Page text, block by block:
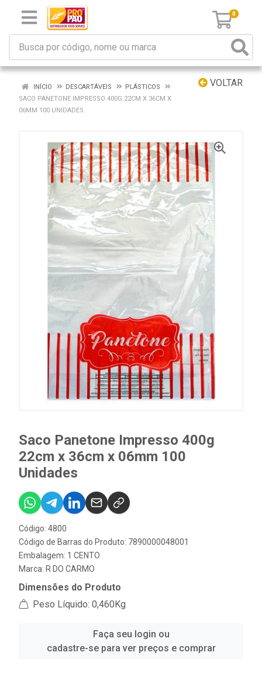
0
VOLTAR
INÍCIO DESCARTÁVEIS
PLÁSTICOS
SACO PANETONE IMPRESSO 400G 22CM X 36CM X
06MM 100 UNIDADES
Saco Panetone Impresso 400g
22cm x 36cm x 06mm 100
Unidades
Código: 4800
Código de Barras do Produto: 7890000048001
Embalagem: 1 CENTO
Marca: R DO CARMO
Dimensões do Produto
Peso Líquido: 0,460Kg
Faça seu login ou
cadastre-se para ver preços e comprar